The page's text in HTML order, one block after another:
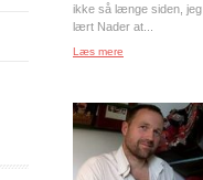
ikke så længe siden,
lært Nader at...
Læs mere